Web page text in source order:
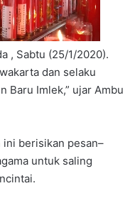
, Sabtu (25/1/2020).
dan selaku
Baru Imlek,” ujar Ambu
ini berisikan pesan–
untuk saling